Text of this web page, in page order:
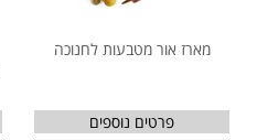
מארז אור מטבעות לחנוכה
פרטים נוספים